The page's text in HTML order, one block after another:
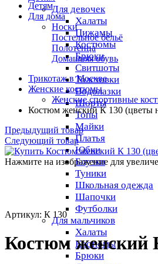
Для девочек
Халаты
Пижамы
Костюмы
Брюки
Свитшоты
Толстовки
Водолазки
Шорты
Топы
Майки
Платья
Юбки
Блузки
Туники
Школьная одежда
Шапочки
Футболки
Для мальчиков
Халаты
Костюмы
Брюки
Детям
Для дома
Носки
Постельное бельё
Полотенца
Домашняя обувь
Трикотаж в Москве
Женские костюмы
Женские спортивные
Костюм женский К 130 (цветы
Предыдущий товар
Следующий товар
Нажмите на изображение для
Артикул: К 130
Костюм женский